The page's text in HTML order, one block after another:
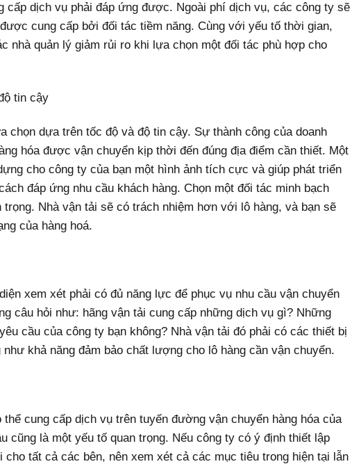
cấp dịch vụ phải đáp ứng được. Ngoài phí dịch vụ, các công ty sẽ
cung cấp bởi đối tác tiềm năng. Cùng với yếu tố thời gian,
nhà quản lý giảm rủi ro khi lựa chọn một đối tác phù hợp cho
tin cậy
chọn dựa trên tốc độ và độ tin cậy. Sự thành công của doanh
hóa được vận chuyển kịp thời đến đúng địa điểm cần thiết. Một
cho công ty của bạn một hình ảnh tích cực và giúp phát triển
đáp ứng nhu cầu khách hàng. Chọn một đối tác minh bạch
trọng. Nhà vận tải sẽ có trách nhiệm hơn với lô hàng, và bạn sẽ
của hàng hoá.
xem xét phải có đủ năng lực để phục vụ nhu cầu vận chuyển
câu hỏi như: hãng vận tải cung cấp những dịch vụ gì? Những
cầu của công ty bạn không? Nhà vận tải đó phải có các thiết bị
khả năng đảm bảo chất lượng cho lô hàng cần vận chuyển.
cung cấp dịch vụ trên tuyến đường vận chuyển hàng hóa của
cũng là một yếu tố quan trọng. Nếu công ty có ý định thiết lập
cho tất cả các bên, nên xem xét cả các mục tiêu trong hiện tại lẫn